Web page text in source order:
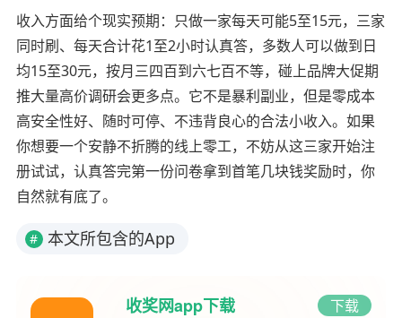
收入方面给个现实预期：只做一家每天可能5至15元，三家
同时刷、每天合计花1至2小时认真答，多数人可以做到日
均15至30元，按月三四百到六七百不等，碰上品牌大促期
推大量高价调研会更多点。它不是暴利副业，但是零成本
高安全性好、随时可停、不违背良心的合法小收入。如果
你想要一个安静不折腾的线上零工，不妨从这三家开始注
册试试，认真答完第一份问卷拿到首笔几块钱奖励时，你
自然就有底了。
# 本文所包含的App
收奖网app下载 下载